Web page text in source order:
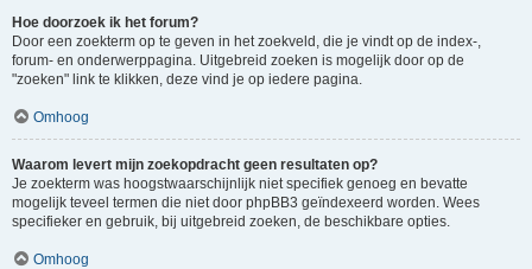
Hoe doorzoek ik het forum?
Door een zoekterm op te geven in het zoekveld, die je vindt op de index-,
forum- en onderwerppagina. Uitgebreid zoeken is mogelijk door op de
"zoeken" link te klikken, deze vind je op iedere pagina.
Omhoog
Waarom levert mijn zoekopdracht geen resultaten op?
Je zoekterm was hoogstwaarschijnlijk niet specifiek genoeg en bevatte
mogelijk teveel termen die niet door phpBB3 geïndexeerd worden. Wees
specifieker en gebruik, bij uitgebreid zoeken, de beschikbare opties.
Omhoog